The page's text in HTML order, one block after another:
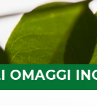
•